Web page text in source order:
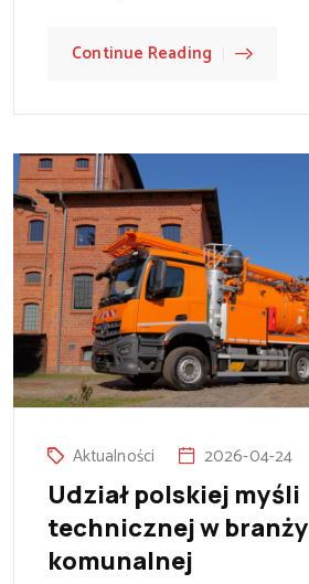
Continue Reading
Aktualności 2026-04-24
Udział polskiej myśli
technicznej w branży
komunalnej